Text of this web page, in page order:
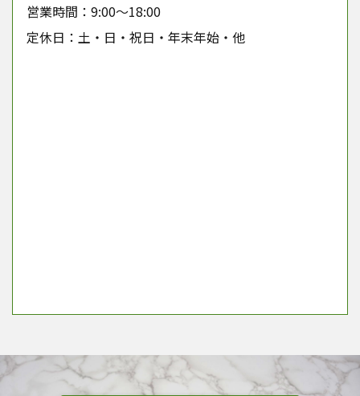
営業時間：9:00～18:00
定休日：土・日・祝日・年末年始・他